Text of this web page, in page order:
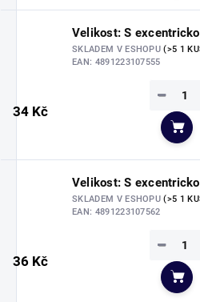
Velikost: S
SKLADEM V ESHOPU(>5 1
EAN: 4891223107555
34 Kč
−
Velikost: S
SKLADEM V ESHOPU(>5 1
EAN: 4891223107562
36 Kč
−